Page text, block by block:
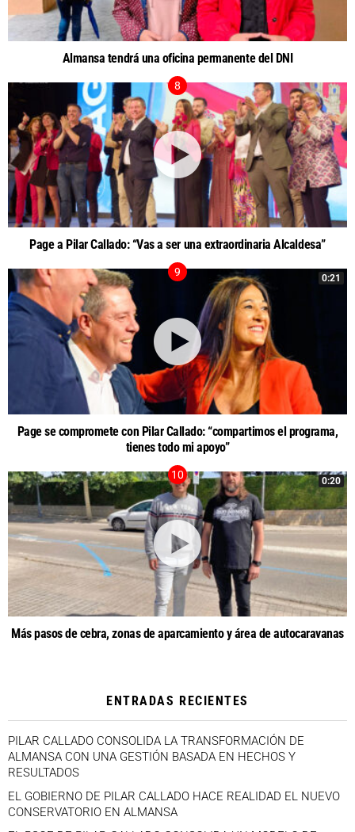
Almansa tendrá una oficina permanente del DNI
Page a Pilar Callado: “Vas a ser una extraordinaria Alcaldesa”
0:21
Page se compromete con Pilar Callado: “compartimos el programa,
tienes todo mi apoyo”
0:20
Más pasos de cebra, zonas de aparcamiento y área de autocaravanas
ENTRADAS RECIENTES
PILAR CALLADO CONSOLIDA LA TRANSFORMACIÓN DE
ALMANSA CON UNA GESTIÓN BASADA EN HECHOS Y
RESULTADOS
EL GOBIERNO DE PILAR CALLADO HACE REALIDAD EL NUEVO
CONSERVATORIO EN ALMANSA